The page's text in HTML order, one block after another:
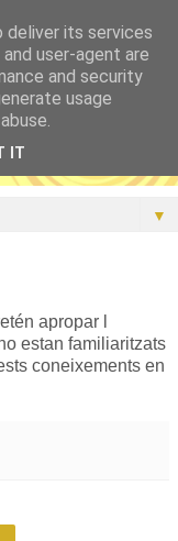
▼
apropar l
estan familiaritzats
coneixements en
deliver its services
user-agent are
and security
usage
IT